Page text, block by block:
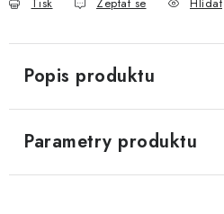
Popis produktu
Parametry produktu